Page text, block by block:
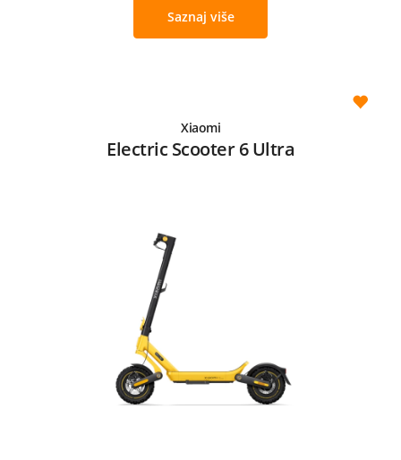
Saznaj više
Xiaomi
Electric Scooter 6 Ultra